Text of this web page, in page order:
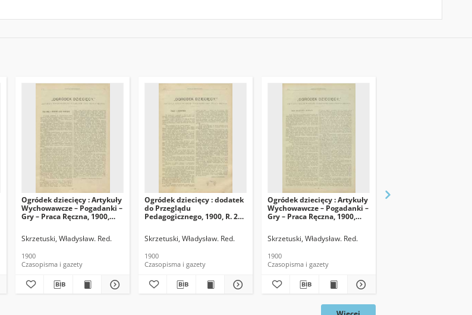
Ogródek dziecięcy : Artykuły
Wychowawcze – Pogadanki –
Gry – Praca Ręczna, 1900,
Skrzetuski, Władysław. Red.
1900
Czasopisma i gazety
Ogródek dziecięcy : dodatek
do Przeglądu
Pedagogicznego, 1900, R. 20,
Skrzetuski, Władysław. Red.
1900
Czasopisma i gazety
Ogródek dziecięcy : Artykuły
Wychowawcze – Pogadanki –
Gry – Praca Ręczna, 1900,
Skrzetuski, Władysław. Red.
1900
Czasopisma i gazety